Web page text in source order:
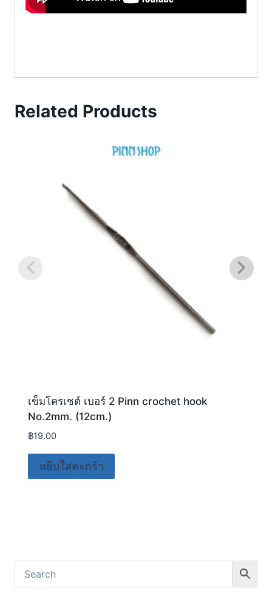
Related Products
เข็มโครเชต์ เบอร์ 2 Pinn crochet hook
No.2mm. (12cm.)
฿19.00
หยิบใส่ตะกร้า